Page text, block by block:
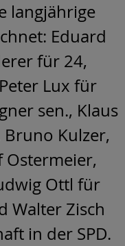
langjährige
Eduard
für 24,
Lux für
sen., Klaus
Bruno Kulzer,
Ostermeier,
Ottl für
Walter Zisch
in der SPD.